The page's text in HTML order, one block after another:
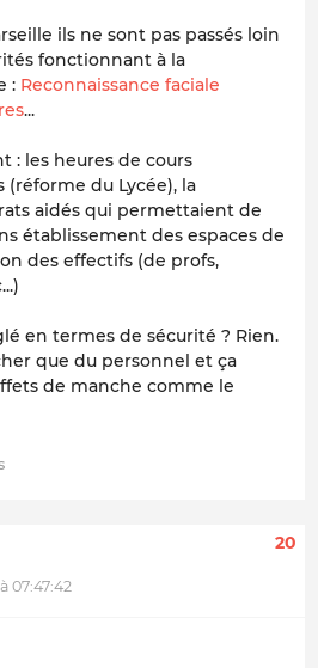
ils ne sont pas passés loin
fonctionnant à la
: Reconnaissance faciale
...
: les heures de cours
(réforme du Lycée), la
aidés qui permettaient de
établissement des espaces de
des effectifs (de profs,
en termes de sécurité ? Rien.
que du personnel et ça
de manche comme le
07:47:42
20